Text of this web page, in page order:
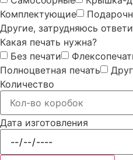
Комплектующие
Другие, затрудняюсь
Какая печать нужна?
Без печати
Полноцветная печать
Количество
Дата изготовления